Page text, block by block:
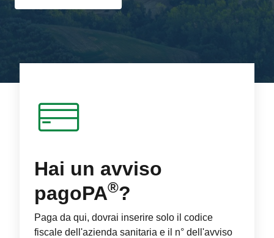
Hai un avviso
pagoPA®?
Paga da qui, dovrai inserire solo il codice
fiscale dell'azienda sanitaria e il n° dell'avviso